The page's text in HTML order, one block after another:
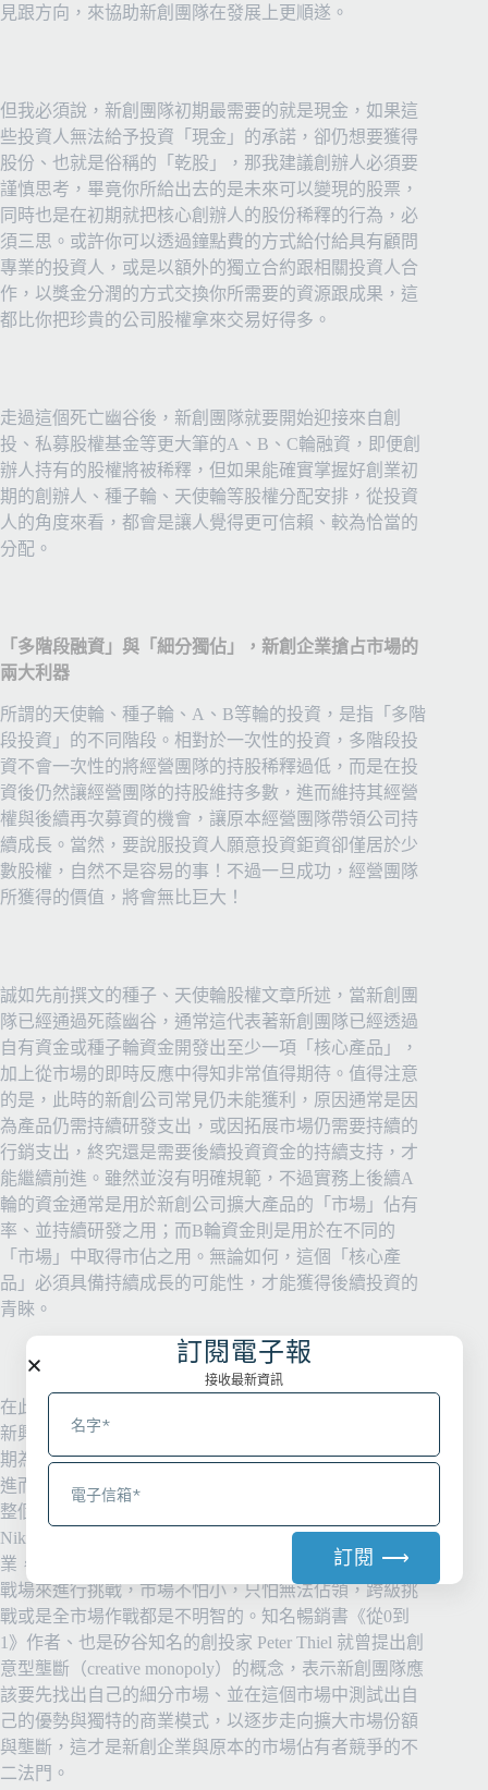
見跟方向，來協助新創團隊在發展上更順遂。
但我必須說，新創團隊初期最需要的就是現金，如果這
些投資人無法給予投資「現金」的承諾，卻仍想要獲得
股份、也就是俗稱的「乾股」，那我建議創辦人必須要
謹慎思考，畢竟你所給出去的是未來可以變現的股票，
同時也是在初期就把核心創辦人的股份稀釋的行為，必
須三思。或許你可以透過鐘點費的方式給付給具有顧問
專業的投資人，或是以額外的獨立合約跟相關投資人合
作，以獎金分潤的方式交換你所需要的資源跟成果，這
都比你把珍貴的公司股權拿來交易好得多。
走過這個死亡幽谷後，新創團隊就要開始迎接來自創
投、私募股權基金等更大筆的A、B、C輪融資，即便創
辦人持有的股權將被稀釋，但如果能確實掌握好創業初
期的創辦人、種子輪、天使輪等股權分配安排，從投資
人的角度來看，都會是讓人覺得更可信賴、較為恰當的
分配。
「多階段融資」與「細分獨佔」，新創企業搶占市場的
兩大利器
所謂的天使輪、種子輪、A、B等輪的投資，是指「多階
段投資」的不同階段。相對於一次性的投資，多階段投
資不會一次性的將經營團隊的持股稀釋過低，而是在投
資後仍然讓經營團隊的持股維持多數，進而維持其經營
權與後續再次募資的機會，讓原本經營團隊帶領公司持
續成長。當然，要說服投資人願意投資鉅資卻僅居於少
數股權，自然不是容易的事！不過一旦成功，經營團隊
所獲得的價值，將會無比巨大！
誠如先前撰文的種子、天使輪股權文章所述，當新創團
隊已經通過死蔭幽谷，通常這代表著新創團隊已經透過
自有資金或種子輪資金開發出至少一項「核心產品」，
加上從市場的即時反應中得知非常值得期待。值得注意
的是，此時的新創公司常見仍未能獲利，原因通常是因
為產品仍需持續研發支出，或因拓展市場仍需要持續的
行銷支出，終究還是需要後續投資資金的持續支持，才
能繼續前進。雖然並沒有明確規範，不過實務上後續A
輪的資金通常是用於新創公司擴大產品的「市場」佔有
率、並持續研發之用；而B輪資金則是用於在不同的
「市場」中取得市佔之用。無論如何，這個「核心產
品」必須具備持續成長的可能性，才能獲得後續投資的
青睞。
在此應該先解釋有關上述「市場」的意義，舉例來說，
新興的運動品牌Under Armour就是先在專業運動員（初
期為美式足球員）的運動服市場中取得極大的市佔率，
進而擴大到籃球員運動服市場，進而挑戰Nike，但若就
整個運動用品市場而言，它的佔有率當然遠遠不及
Nike。「市場」的劃定就有如戰場之劃定，作為新創企
業，在初期資源有限的情形下，應該只選擇適合自己的
戰場來進行挑戰，市場不怕小，只怕無法佔領，跨級挑
戰或是全市場作戰都是不明智的。知名暢銷書《從0到
1》作者、也是矽谷知名的創投家 Peter Thiel 就曾提出創
意型壟斷（creative monopoly）的概念，表示新創團隊應
該要先找出自己的細分市場、並在這個市場中測試出自
己的優勢與獨特的商業模式，以逐步走向擴大市場份額
與壟斷，這才是新創企業與原本的市場佔有者競爭的不
二法門。
訂閱電子報
接收最新資訊
訂閱 ⟶
A
l
t
e
r
n
a
t